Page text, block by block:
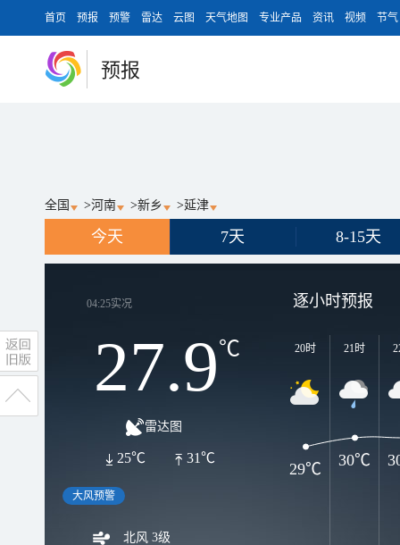
首页 预报 预警 雷达 云图 天气地图 专业产品 资讯 视频 节气
预报
全国 >河南 >新乡 >延津
今天 7天 8-15天
04:25实况
27.9℃
雷达图
31℃
25℃
大风预警
北风 3级
逐小时预报
20时 21时
29℃ 30℃